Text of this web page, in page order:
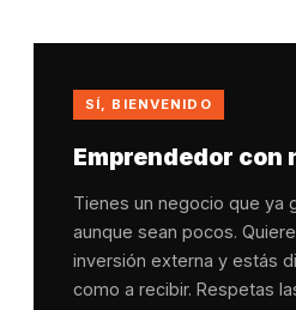
SÍ, BIENVENIDO
Emprendedor con
Tienes un negocio que ya
aunque sean pocos.
inversión externa y estás
como a recibir. Respetas